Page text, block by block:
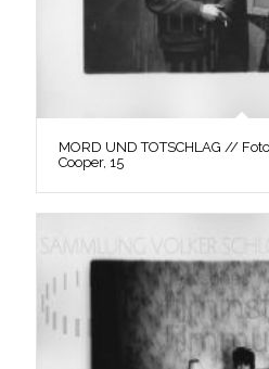
MORD UND TOTSCHLAG //
Cooper, 15